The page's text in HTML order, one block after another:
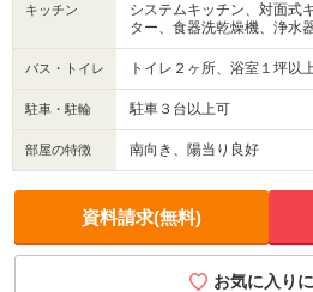
キッチン
システムキッチン、対面式
ター、食器洗乾燥機、浄水
バス・トイレ トイレ２ヶ所、浴室１坪以
駐車・駐輪 駐車３台以上可
部屋の特徴 南向き、陽当り良好
資料請求(無料)
お気に入り